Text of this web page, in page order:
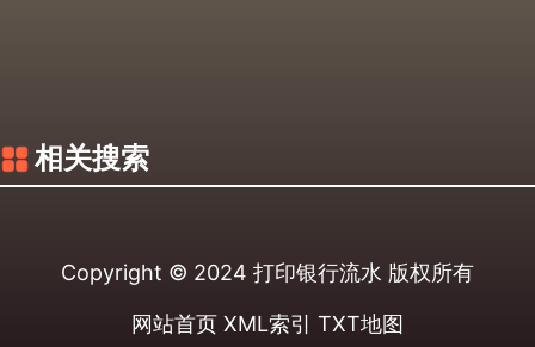
相关搜索
Copyright © 2024 打印银行流水 版权所有
网站首页 XML索引 TXT地图